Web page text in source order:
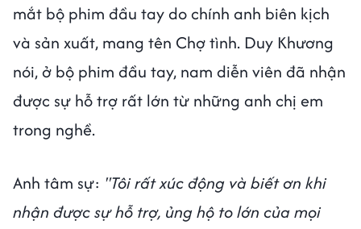
mắt bộ phim đầu tay do chính anh biên kịch
và sản xuất, mang tên Chợ tình. Duy Khương
nói, ở bộ phim đầu tay, nam diễn viên đã nhận
được sự hỗ trợ rất lớn từ những anh chị em
trong nghề.
Anh tâm sự: "Tôi rất xúc động và biết ơn khi
nhận được sự hỗ trợ, ủng hộ to lớn của mọi